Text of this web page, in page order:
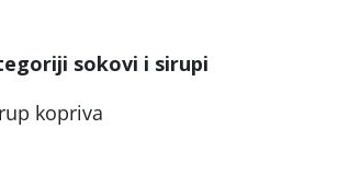
sokovi i sirupi
kopriva